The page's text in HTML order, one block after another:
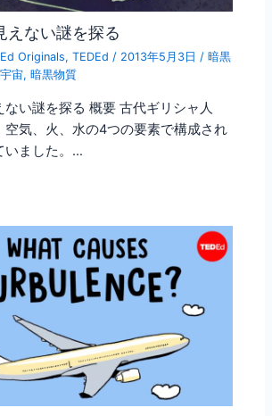
えない謎を探る
Originals,TEDEd / 2013年5月3日/暗黒
宙,暗黒物質
ない謎を探る 概要 古代ギリシャ人
空気、火、水の4つの要素で構成され
いました。…